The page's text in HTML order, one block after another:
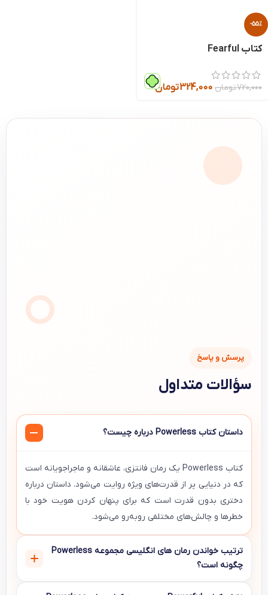
-55%
کتاب Fearful
720,000تومان 324,000تومان
پرسش و پاسخ
سؤالات متداول
داستان کتاب Powerless درباره چیست؟
کتاب Powerless یک رمان فانتزی، عاشقانه و ماجراجویانه است
که در دنیایی پر از قدرت‌های ویژه روایت می‌شود. داستان درباره
دختری بدون قدرت است که برای پنهان کردن هویت خود با
خطرها و چالش‌های مختلفی روبه‌رو می‌شود.
ترتیب خواندن رمان های انگلیسی مجموعه Powerless
چگونه است؟